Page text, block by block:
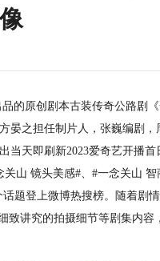
的原创剧本古装传奇公路剧
晏之担任制片人，张巍编剧
当天即刷新2023爱奇艺开播
山 镜头美感#、#一念关山
题登上微博热搜榜。随着剧
致讲究的拍摄细节等剧集内